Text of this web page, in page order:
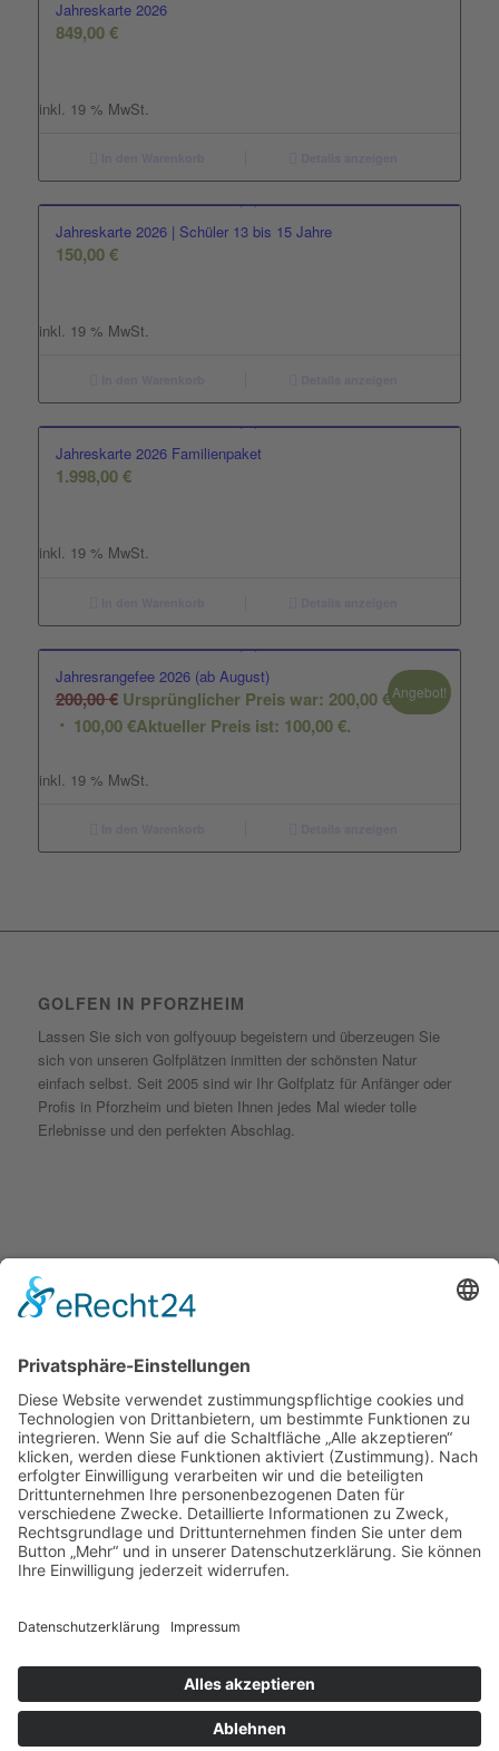
Jahreskarte 2026
849,00€
inkl. 19 % MwSt.
Jahreskarte 2026 | Schüler 13 bis 15 Jahre
150,00€
inkl. 19 % MwSt.
Jahreskarte 2026 Familienpaket
1.998,00€
inkl. 19 % MwSt.
Jahresrangefee 2026 (ab August)
200,00€ Ursprünglicher Preis war: 200,00 €
100,00€Aktueller Preis ist: 100,00 €.
Angebot!
inkl. 19 % MwSt.
GOLFEN IN PFORZHEIM
Lassen Sie sich von golfyouup begeistern und überzeugen Sie
sich von unseren Golfplätzen inmitten der schönsten Natur
einfach selbst. Seit 2005 sind wir Ihr Golfplatz für Anfänger oder
Profis in Pforzheim und bieten Ihnen jedes Mal wieder tolle
Erlebnisse und den perfekten Abschlag.
KONTAKT
golfyouup GmbH
Karlshäuser Hof 4
Telefon: 07237 – 484000
Telefax: 07237 – 484001
E-Mail:info@golfyouup.de
SOCIAL MEDIA
Folge uns auf Facebook